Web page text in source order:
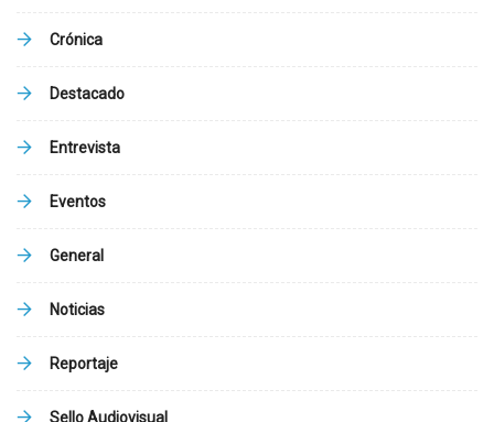
Crónica
Destacado
Entrevista
Eventos
General
Noticias
Reportaje
Sello Audiovisual